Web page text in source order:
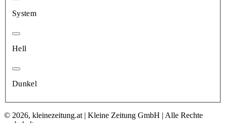
System
Hell
Dunkel
© 2026, kleinezeitung.at | Kleine Zeitung GmbH | Alle Rechte